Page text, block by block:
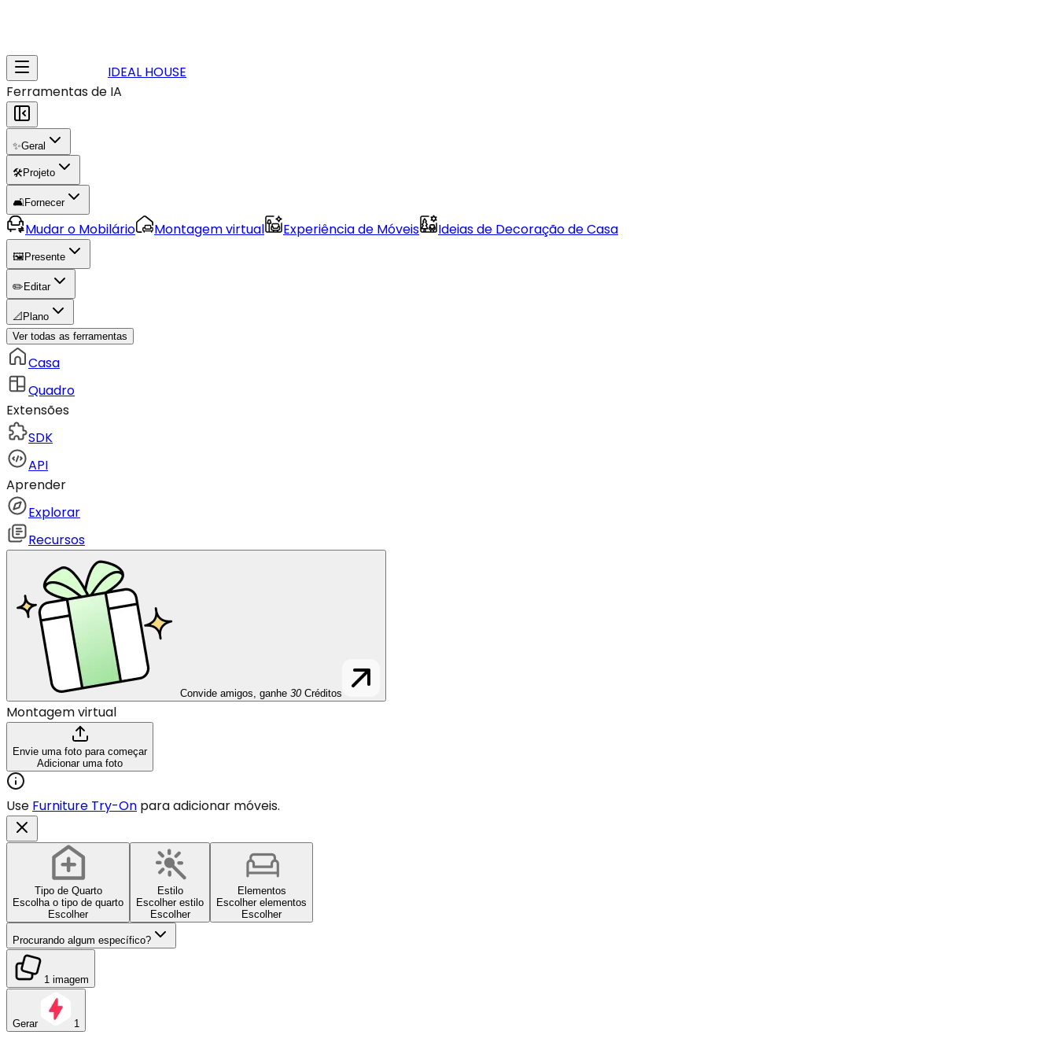
IDEAL HOUSE
Ferramentas de IA
✨Geral
🛠️Projeto
🛋️Fornecer
Mudar o Mobilário Montagem virtual Experiência de Móveis Ideias de Decoração de Casa
🖼️ Presente
✏️ Editar
📐 Plano
Ver todas as ferramentas
Casa
Quadro
Extensões
SDK
API
Aprender
Explorar
Recursos
Convide amigos, ganhe 30 Créditos
Montagem virtual
Envie uma foto para começar
Adicionar uma foto
Use Furniture Try-On para adicionar móveis.
Tipo de Quarto
Escolha o tipo de quarto
Escolher
Estilo
Escolher estilo
Escolher
Elementos
Escolher elementos
Escolher
Procurando algum específico?
1 imagem
Gerar 1